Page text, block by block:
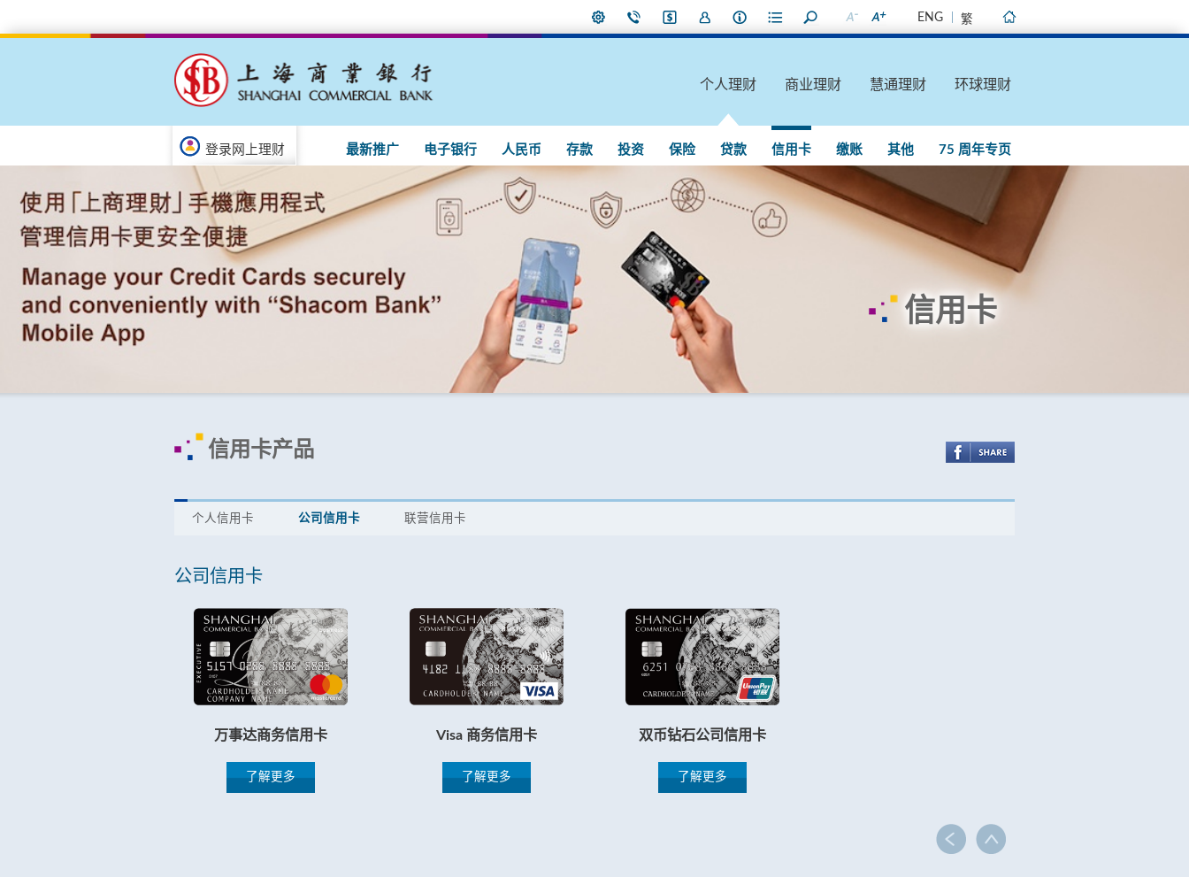
ENG 繁
登录网上理财
个人理财 商业理财 慧通理财 环球理财
最新推广 电子银行 人民币 存款 投资 保险 贷款 信用卡 缴账 其他 75 周年专页
信用卡
信用卡产品
个人信用卡 公司信用卡 联营信用卡
公司信用卡
万事达商务信用卡
了解更多
Visa 商务信用卡
了解更多
双币钻石公司信用卡
了解更多